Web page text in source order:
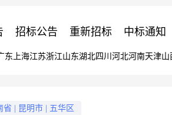
招标公告 重新招标 中标通知
东 上海江苏浙江山东湖北四川 河北河南天津山
省 昆明市 五华区